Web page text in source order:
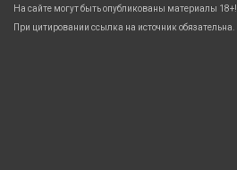
На сайте могут быть опубликованы материалы 18+!
При цитировании ссылка на источник обязательна.